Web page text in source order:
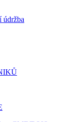
údržba